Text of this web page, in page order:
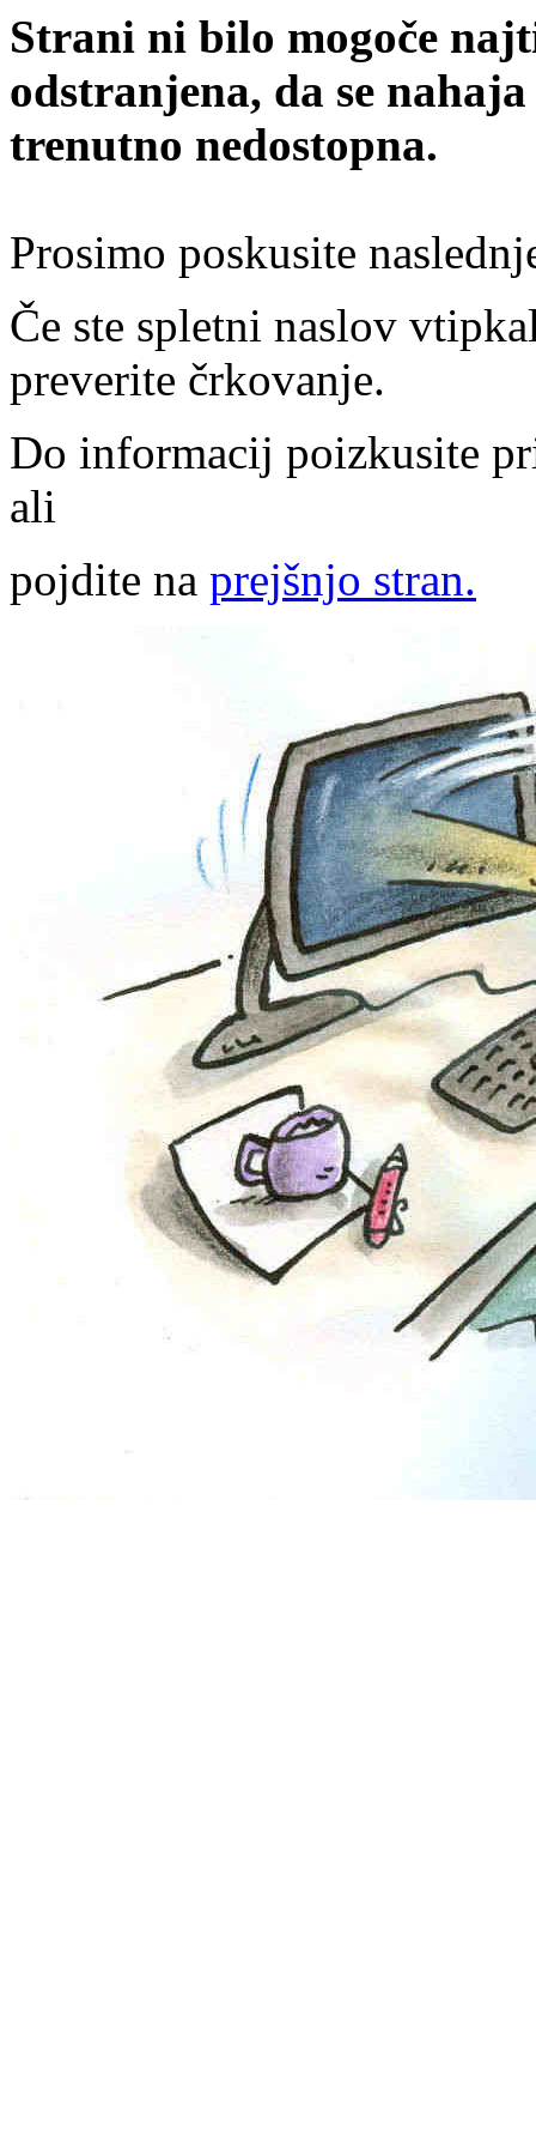
Strani ni bilo mogoče
odstranjena, da se
trenutno nedostopna.
Prosimo poskusite
Če ste spletni naslov
preverite črkovanje.
Do informacij poizkusite
ali
pojdite na prejšnjo stran.